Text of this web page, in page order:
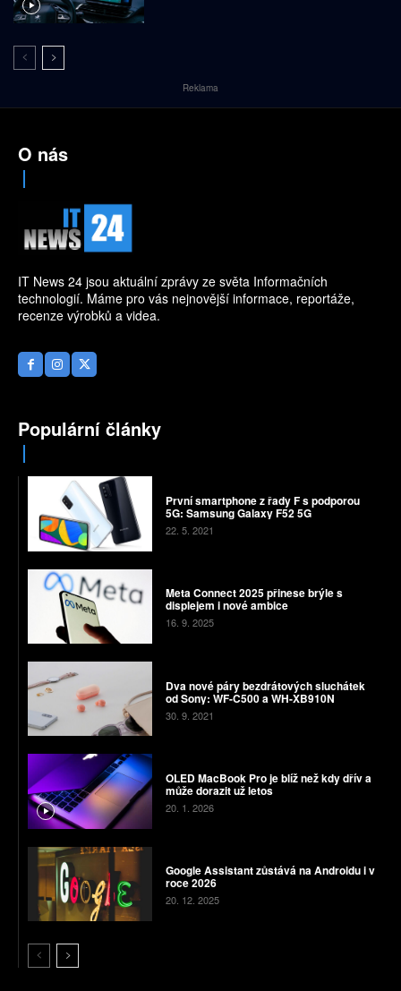
Reklama
O nás
IT News 24 jsou aktuální zprávy ze světa Informačních
technologií. Máme pro vás nejnovější informace, reportáže,
recenze výrobků a videa.
Populární články
První smartphone z řady F s podporou
5G: Samsung Galaxy F52 5G
22. 5. 2021
Meta Connect 2025 přinese brýle s
displejem i nové ambice
16. 9. 2025
Dva nové páry bezdrátových sluchátek
od Sony: WF-C500 a WH-XB910N
30. 9. 2021
OLED MacBook Pro je blíž než kdy dřív a
může dorazit už letos
20. 1. 2026
Google Assistant zůstává na Androidu i v
roce 2026
20. 12. 2025